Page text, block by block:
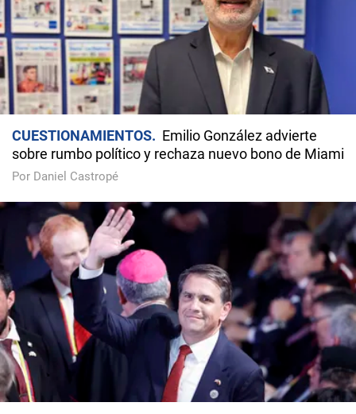
CUESTIONAMIENTOS
Emilio González advierte
sobre rumbo político y rechaza nuevo bono de Miami
Por Daniel Castropé